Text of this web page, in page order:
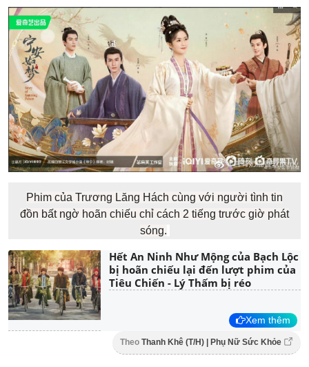
Phim của Trương Lăng Hách cùng với người tình tin
đồn bất ngờ hoãn chiếu chỉ cách 2 tiếng trước giờ phát
sóng.
Hết An Ninh Như Mộng của Bạch Lộc
bị hoãn chiếu lại đến lượt phim của
Tiêu Chiến - Lý Thấm bị réo
Xem thêm
Theo Thanh Khê (T/H) | Phụ Nữ Sức Khỏe